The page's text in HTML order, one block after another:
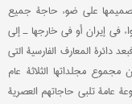
تصمیمها علی ضوء حاجة جمیع
في إیران أو في خارجها ـ إلی
دائرة المعارف الفارسیة التي
مجلداتها الثلاثة عام
عامة تلبي حاجاتهم العصریة